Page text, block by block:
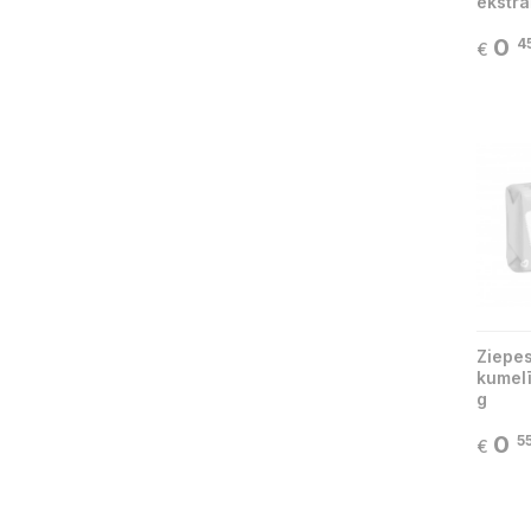
€ 0
g
€ 0